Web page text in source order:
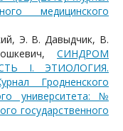
медицинского
Э. В. Давыдчик, В.
CИНДРОМ
I. ЭТИОЛОГИЯ.
Гродненского
университета: №
государственного